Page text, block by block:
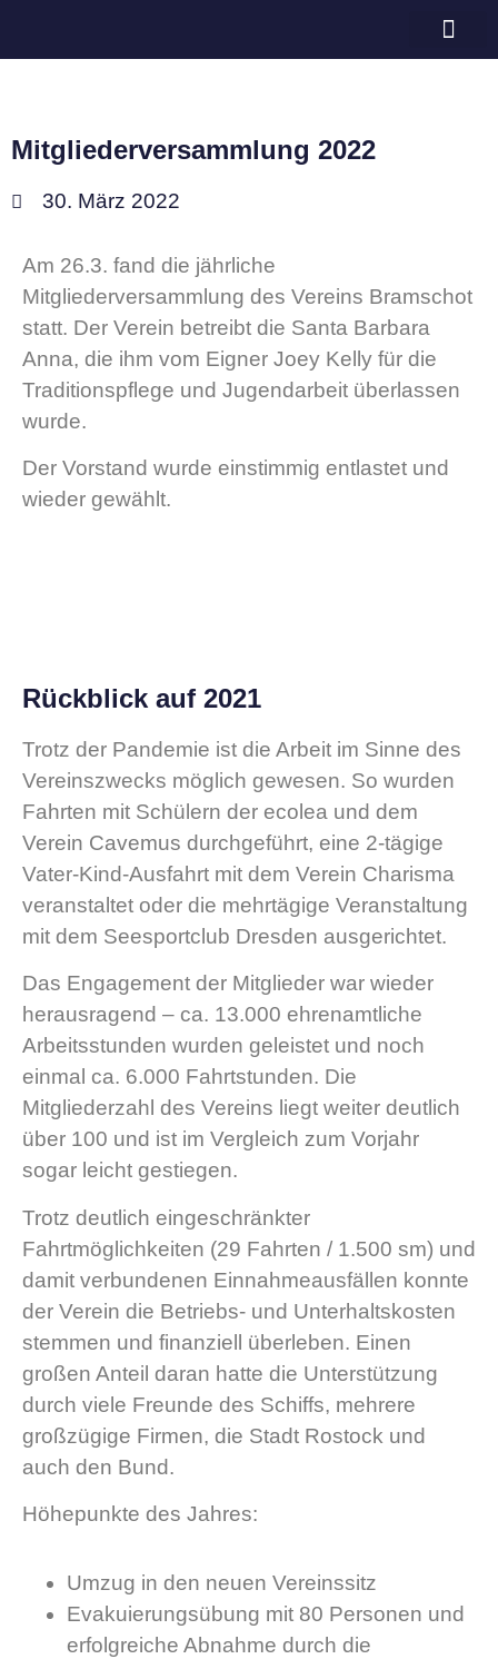
Mitgliederversammlung 2022
30. März 2022
Am 26.3. fand die jährliche
Mitgliederversammlung des Vereins Bramschot
statt. Der Verein betreibt die Santa Barbara
Anna, die ihm vom Eigner Joey Kelly für die
Traditionspflege und Jugendarbeit überlassen
wurde.
Der Vorstand wurde einstimmig entlastet und
wieder gewählt.
Rückblick auf 2021
Trotz der Pandemie ist die Arbeit im Sinne des
Vereinszwecks möglich gewesen. So wurden
Fahrten mit Schülern der ecolea und dem
Verein Cavemus durchgeführt, eine 2-tägige
Vater-Kind-Ausfahrt mit dem Verein Charisma
veranstaltet oder die mehrtägige Veranstaltung
mit dem Seesportclub Dresden ausgerichtet.
Das Engagement der Mitglieder war wieder
herausragend – ca. 13.000 ehrenamtliche
Arbeitsstunden wurden geleistet und noch
einmal ca. 6.000 Fahrtstunden. Die
Mitgliederzahl des Vereins liegt weiter deutlich
über 100 und ist im Vergleich zum Vorjahr
sogar leicht gestiegen.
Trotz deutlich eingeschränkter
Fahrtmöglichkeiten (29 Fahrten / 1.500 sm) und
damit verbundenen Einnahmeausfällen konnte
der Verein die Betriebs- und Unterhaltskosten
stemmen und finanziell überleben. Einen
großen Anteil daran hatte die Unterstützung
durch viele Freunde des Schiffs, mehrere
großzügige Firmen, die Stadt Rostock und
auch den Bund.
Höhepunkte des Jahres:
Umzug in den neuen Vereinssitz
Evakuierungsübung mit 80 Personen und
erfolgreiche Abnahme durch die